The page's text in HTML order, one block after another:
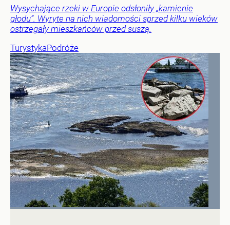
Wysychające rzeki w Europie odsłoniły „kamienie
głodu”. Wyryte na nich wiadomości sprzed kilku wieków
ostrzegały mieszkańców przed suszą.
TurystykaPodróże